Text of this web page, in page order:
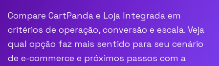
Compare CartPanda e Loja Integrada em
critérios de operação, conversão e escala. Veja
qual opção faz mais sentido para seu cenário
de e-commerce e próximos passos com a